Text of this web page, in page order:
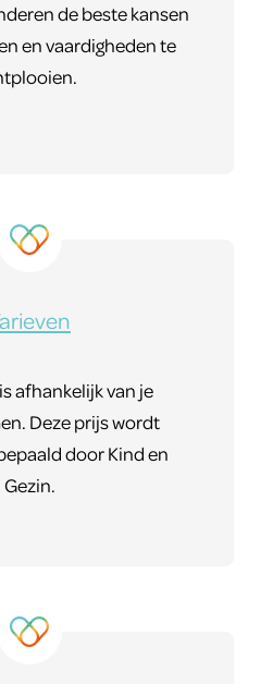
de beste kansen
en vaardigheden te
afhankelijk van je
Deze prijs wordt
door Kind en
Gezin.